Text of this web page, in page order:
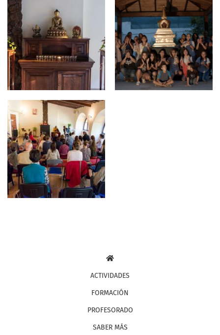
Navegación
ACTIVIDADES
FORMACIÓN
PROFESORADO
SABER MÁS